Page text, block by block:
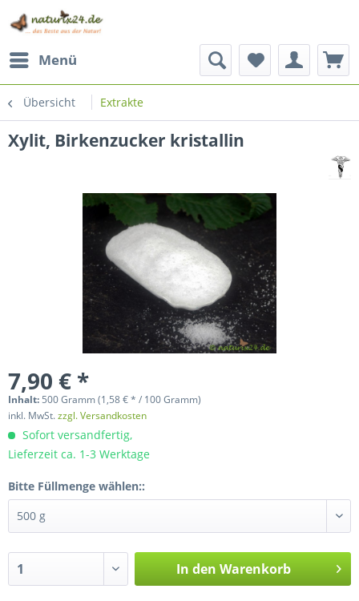
Menü
Übersicht Extrakte
Xylit, Birkenzucker kristallin
7,90 € *
Inhalt: 500 Gramm (1,58 € * / 100 Gramm)
inkl. MwSt.zzgl. Versandkosten
Sofort versandfertig,
Lieferzeit ca. 1-3 Werktage
Bitte Füllmenge wählen::
In den Warenkorb